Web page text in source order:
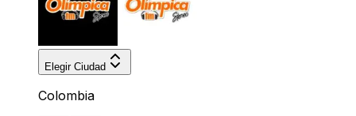
Elegir Ciudad
Colombia